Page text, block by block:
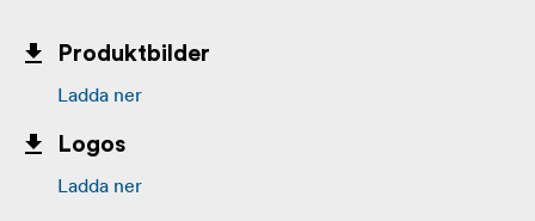
Produktbilder
Ladda ner
Logos
Ladda ner